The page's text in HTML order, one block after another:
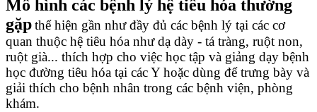
Mô hình các bệnh lý hệ tiêu hóa thường
gặpthể hiện gần như đầy đủ các bệnh lý tại các cơ
quan thuộc hệ tiêu hóa như dạ dày - tá tràng, ruột non,
ruột già... thích hợp cho việc học tập và giảng dạy bệnh
học đường tiêu hóa tại các Y hoặc dùng để trưng bày và
giải thích cho bệnh nhân trong các bệnh viện, phòng
khám.